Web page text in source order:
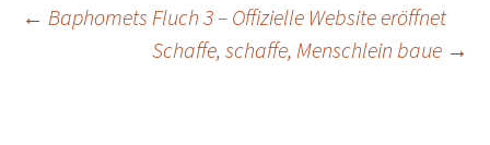
Post
← Baphomets Fluch 3 – Offizielle Website eröffnet
Schaffe, schaffe, Menschlein baue →